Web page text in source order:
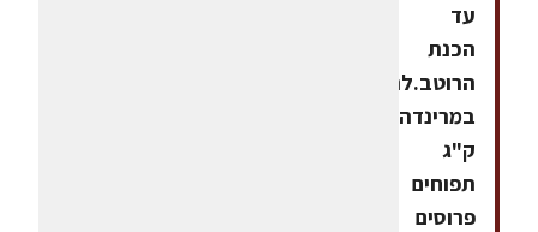
עד
הכנת
הרוטב.לתפוחים
ק"ג
תפוחים
פרוסים